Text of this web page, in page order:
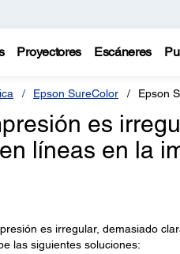
Proyectores Escáneres
Epson SureColor Epson
es
líneas en la
es irregular, demasiado
las siguientes soluciones: